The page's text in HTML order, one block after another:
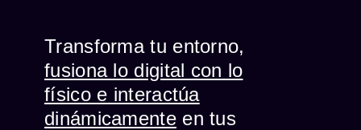
Transforma tu entorno,
fusiona lo digital con lo
físico e interactúa
dinámicamenteen tus